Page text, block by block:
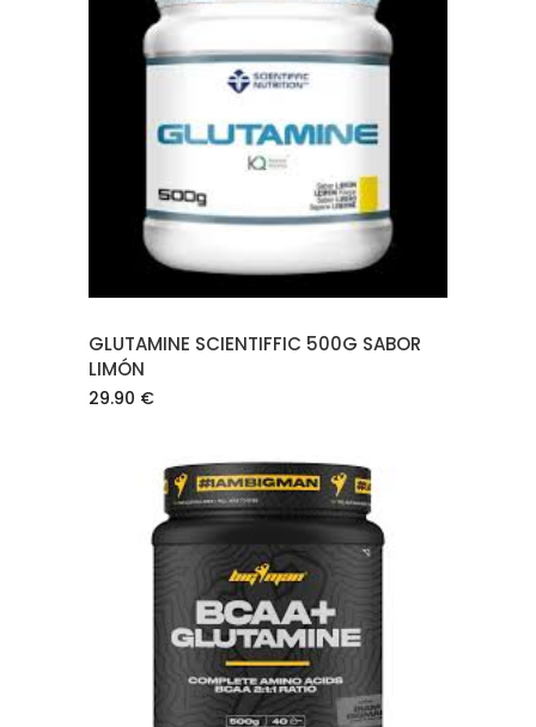
LEER MÁS
GLUTAMINE SCIENTIFFIC 500G SABOR
LIMÓN
29.90 €
AÑADIR AL CARRITO